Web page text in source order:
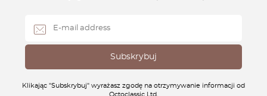
Klikając "Subskrybuj" wyrażasz zgodę na otrzymywanie informacji od